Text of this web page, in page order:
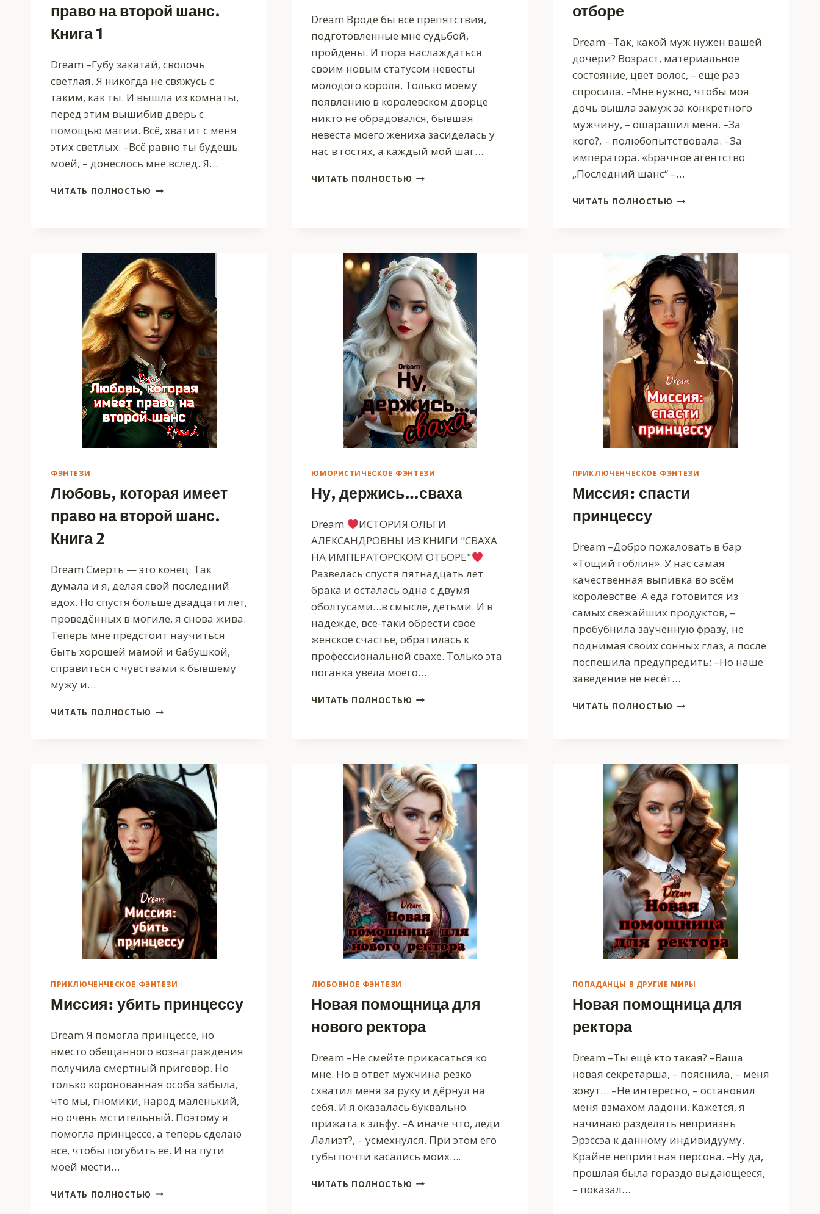
право на второй шанс.
Книга 1
Dream –Губу закатай, сволочь
светлая. Я никогда не свяжусь с
таким, как ты. И вышла из комнаты,
перед этим вышибив дверь с
помощью магии. Всё, хватит с меня
этих светлых. –Всё равно ты будешь
моей, – донеслось мне вслед. Я…
ЧИТАТЬ ПОЛНОСТЬЮ ЛЮБОВЬ,
ВТОРОЙ
ШАНС.
КНИГА
1
Dream Вроде бы все препятствия,
подготовленные мне судьбой,
пройдены. И пора наслаждаться
своим новым статусом невесты
молодого короля. Только моему
появлению в королевском дворце
никто не обрадовался, бывшая
невеста моего жениха засиделась у
нас в гостях, а каждый мой шаг…
ЧИТАТЬ ПОЛНОСТЬЮ МИССИЯ:
отборе
Dream –Так, какой муж нужен вашей
дочери? Возраст, материальное
состояние, цвет волос, – ещё раз
спросила. –Мне нужно, чтобы моя
дочь вышла замуж за конкретного
мужчину, – ошарашил меня. –За
кого?, – полюбопытствовала. –За
императора. «Брачное агентство
„Последний шанс“ –…
ЧИТАТЬ ПОЛНОСТЬЮ СВАХА
ФЭНТЕЗИ
Любовь, которая имеет
право на второй шанс.
Книга 2
Dream Смерть — это конец. Так
думала и я, делая свой последний
вдох. Но спустя больше двадцати лет,
проведённых в могиле, я снова жива.
Теперь мне предстоит научиться
быть хорошей мамой и бабушкой,
справиться с чувствами к бывшему
мужу и…
ЧИТАТЬ ПОЛНОСТЬЮ ЛЮБОВЬ,
ВТОРОЙ
ШАНС.
КНИГА
2
ЮМОРИСТИЧЕСКОЕ ФЭНТЕЗИ
Ну, держись…сваха
Dream ‍
‍ИСТОРИЯ ОЛЬГИ
АЛЕКСАНДРОВНЫ ИЗ КНИГИ "СВАХА
НА ИМПЕРАТОРСКОМ ОТБОРЕ"‍
Развелась спустя пятнадцать лет
брака и осталась одна с двумя
оболтусами…в смысле, детьми. И в
надежде, всё-таки обрести своё
женское счастье, обратилась к
профессиональной свахе. Только эта
поганка увела моего…
ЧИТАТЬ ПОЛНОСТЬЮ НУ,
ПРИКЛЮЧЕНЧЕСКОЕ ФЭНТЕЗИ
Миссия: спасти
принцессу
Dream –Добро пожаловать в бар
«Тощий гоблин». У нас самая
качественная выпивка во всём
королевстве. А еда готовится из
самых свежайших продуктов, –
пробубнила заученную фразу, не
поднимая своих сонных глаз, а после
поспешила предупредить: –Но наше
заведение не несёт…
ЧИТАТЬ ПОЛНОСТЬЮ МИССИЯ:
ПРИКЛЮЧЕНЧЕСКОЕ ФЭНТЕЗИ
Миссия: убить принцессу
Dream Я помогла принцессе, но
вместо обещанного вознаграждения
получила смертный приговор. Но
только коронованная особа забыла,
что мы, гномики, народ маленький,
но очень мстительный. Поэтому я
помогла принцессе, а теперь сделаю
всё, чтобы погубить её. И на пути
моей мести…
ЧИТАТЬ ПОЛНОСТЬЮ МИССИЯ:
ЛЮБОВНОЕ ФЭНТЕЗИ
Новая помощница для
нового ректора
Dream –Не смейте прикасаться ко
мне. Но в ответ мужчина резко
схватил меня за руку и дёрнул на
себя. И я оказалась буквально
прижата к эльфу. –А иначе что, леди
Лалиэт?, – усмехнулся. При этом его
губы почти касались моих….
ЧИТАТЬ ПОЛНОСТЬЮ НОВАЯ
ПОПАДАНЦЫ В ДРУГИЕ МИРЫ
Новая помощница для
ректора
Dream –Ты ещё кто такая? –Ваша
новая секретарша, – пояснила, – меня
зовут… –Не интересно, – остановил
меня взмахом ладони. Кажется, я
начинаю разделять неприязнь
Эрэссэа к данному индивидууму.
Крайне неприятная персона. –Ну да,
прошлая была гораздо выдающееся,
– показал…